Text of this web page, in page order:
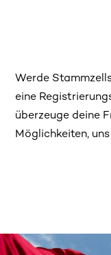
Werde
eine
überzeuge deine
Möglichkeiten,